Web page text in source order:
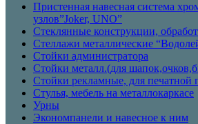
Пристенная навесная система
узлов”Joker, UNO”
Стеклянные конструкции,
Стеллажи металлические
Стойки администратора
Стойки металл.(для
Стойки рекламные, для печатной
Стулья, мебель на металлокаркасе
Урны
Экономпанели и навесное к ним